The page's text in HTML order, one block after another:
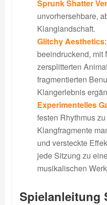
Sprunk Shatter
unvorhersehbare,
Klanglandschaft.
Glitchy Aesthetics
beeindruckend, mit
zersplitterten
fragmentierten
Klangerlebnis
Experimentelles
festen Rhythmus
Klangfragmente
und versteckte
jede Sitzung zu
musikalischen
Spielanleitung